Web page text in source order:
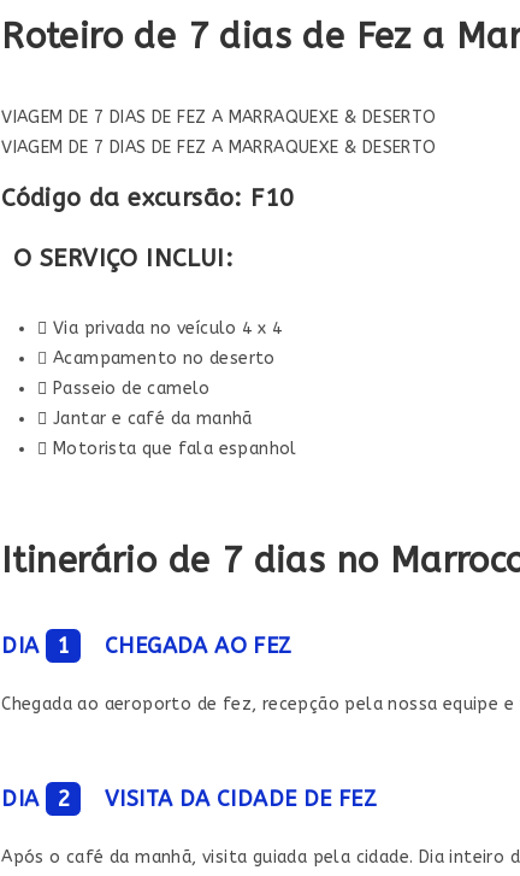
Roteiro de 7 dias de Fez a
VIAGEM DE 7 DIAS DE FEZ A MARRAQUEXE & DESERTO
VIAGEM DE 7 DIAS DE FEZ A MARRAQUEXE & DESERTO
Código da excursão: F10
O SERVIÇO INCLUI:
Via privada no veículo 4 x 4
Acampamento no deserto
Passeio de camelo
Jantar e café da manhã
Motorista que fala espanhol
Itinerário de 7 dias no
DIA 1 CHEGADA AO FEZ
Chegada ao aeroporto de fez, recepção pela nossa equipe
DIA 2 VISITA DA CIDADE DE FEZ
Após o café da manhã, visita guiada pela cidade. Dia